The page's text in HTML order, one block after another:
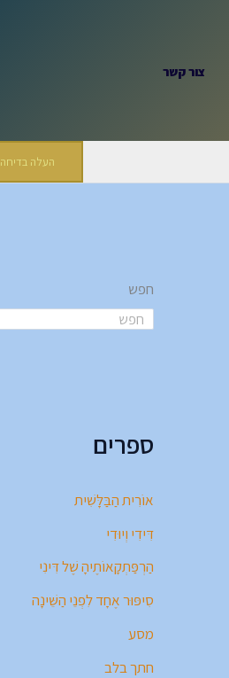
צור קשר
העלה בדיחה
חפש
ספרים
אוֹרִית הַבַּלָּשִׁית
דִּידִי וְיוּדִי
הַרְפַּתְקָאוֹתֶיהָ שֶׁל דִּינִי
סִיפּוּר אֶחָד לִפְנֵי הַשֵּׁינָה
מסע
חתך בלב